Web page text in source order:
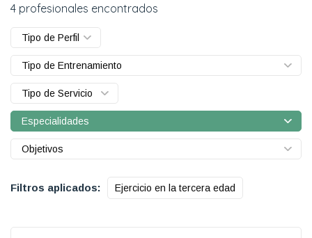
4 profesionales encontrados
Tipo de Perfil
Tipo de Entrenamiento
Tipo de Servicio
Especialidades
Objetivos
Filtros aplicados: Ejercicio en la tercera edad